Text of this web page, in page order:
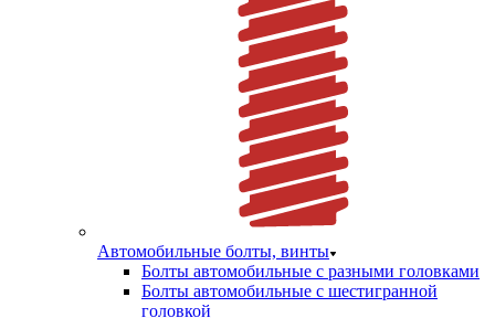
Автомобильные болты, винты
Болты автомобильные с разными головками
Болты автомобильные с шестигранной
головкой